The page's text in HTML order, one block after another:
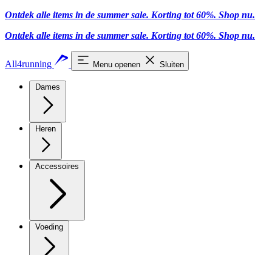
Ontdek alle items in de summer sale. Korting tot 60%. Shop nu.
Ontdek alle items in de summer sale. Korting tot 60%. Shop nu.
All4running Menu openen Sluiten
Dames
Heren
Accessoires
Voeding